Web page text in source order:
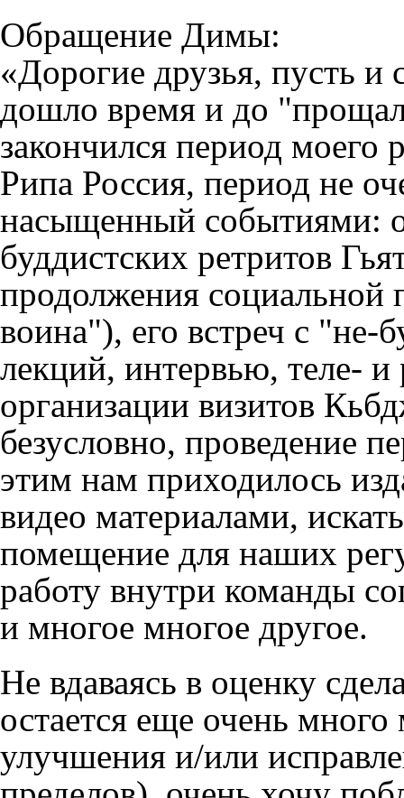
Обращение Димы:
«Дорогие друзья, пусть и
дошло время и до
закончился период моего
Рипа Россия, период не
насыщенный событиями:
буддистских ретритов
продолжения социальной
воина"), его встреч с
лекций, интервью, теле-
организации визитов
безусловно, проведение
этим нам приходилось
видео материалами,
помещение для наших
работу внутри команды
и многое многое другое.
Не вдаваясь в оценку
остается еще очень
улучшения и/или